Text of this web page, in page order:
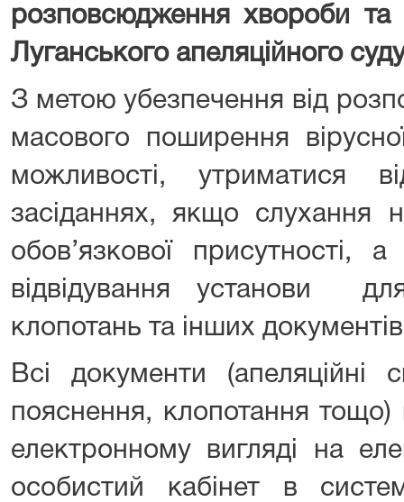
розповсюдження хвороби та
Луганського апеляційного
З метою убезпечення від
масового поширення
можливості, утриматися
засіданнях, якщо слухання
обов’язкової присутності,
відвідування установи
клопотань та інших
Всі документи (апеляційні
пояснення, клопотання
електронному вигляді на
особистий кабінет в